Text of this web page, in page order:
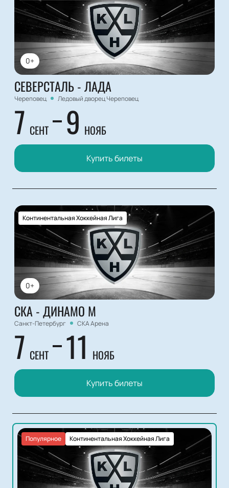
0+
СЕВЕРСТАЛЬ - ЛАДА
Череповец Ледовый дворец Череповец
7 СЕНТ 9 НОЯБ
Купить билеты
0+
Континентальная Хоккейная Лига
СКА - ДИНАМО М
Санкт-Петербург СКА Арена
7 СЕНТ 11 НОЯБ
Купить билеты
Континентальная Хоккейная Лига
Популярное